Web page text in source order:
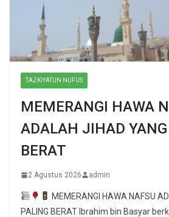
TAZKIYATUN NUFUS
MEMERANGI HAWA
ADALAH JIHAD
BERAT
2 Agustus 2026 admin
MEMERANGI HAWA NAFSU
PALING BERAT Ibrahim bin Basyar